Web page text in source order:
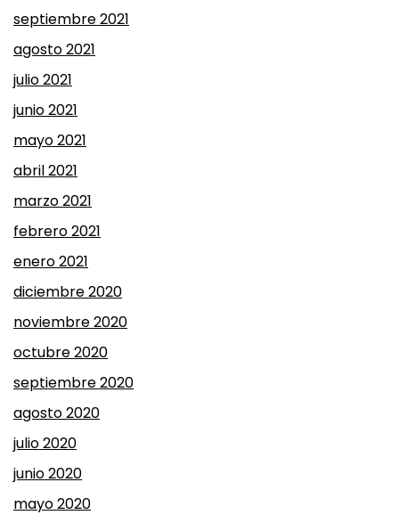
septiembre 2021
agosto 2021
julio 2021
junio 2021
mayo 2021
abril 2021
marzo 2021
febrero 2021
enero 2021
diciembre 2020
noviembre 2020
octubre 2020
septiembre 2020
agosto 2020
julio 2020
junio 2020
mayo 2020